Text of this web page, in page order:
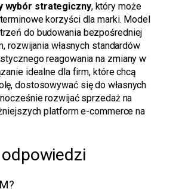
wybór strategiczny, który może
korzyści dla marki. Model
do budowania bezpośredniej
rozwijania własnych standardów
reagowania na zmiany w
idealne dla firm, które chcą
dostosowywać się do własnych
rozwijać sprzedaż na
platform e-commerce na